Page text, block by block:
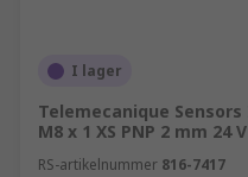
I lager
Telemecanique
M8 x 1 XS PNP 2 mm 24
RS-artikelnummer 816-7417